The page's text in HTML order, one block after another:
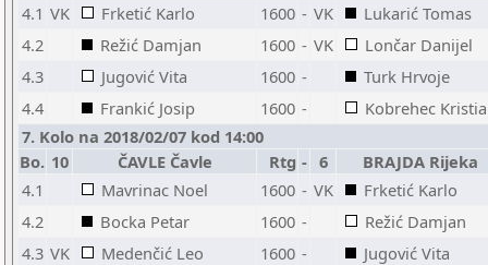
4.1 VK Frketić Karlo 1600 - VK
Lukarić Tomas
4.2
Režić Damjan 1600 - VK
Lončar Danijel
4.3
Jugović Vita 1600 -
Turk Hrvoje
4.4
Frankić Josip 1600 -
Kobrehec
7. Kolo na 2018/02/07 kod 14:00
Bo. 10 ČAVLE Čavle Rtg - 6
BRAJDA Rijeka
4.1
Mavrinac Noel 1600 - VK
Frketić Karlo
4.2
Bocka Petar 1600 -
Režić Damjan
4.3 VK Medenčić Leo 1600 -
Jugović Vita